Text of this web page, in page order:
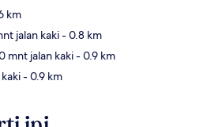
km
jalan kaki- 0.8 km
mnt jalan kaki- 0.9 km
- 0.9 km